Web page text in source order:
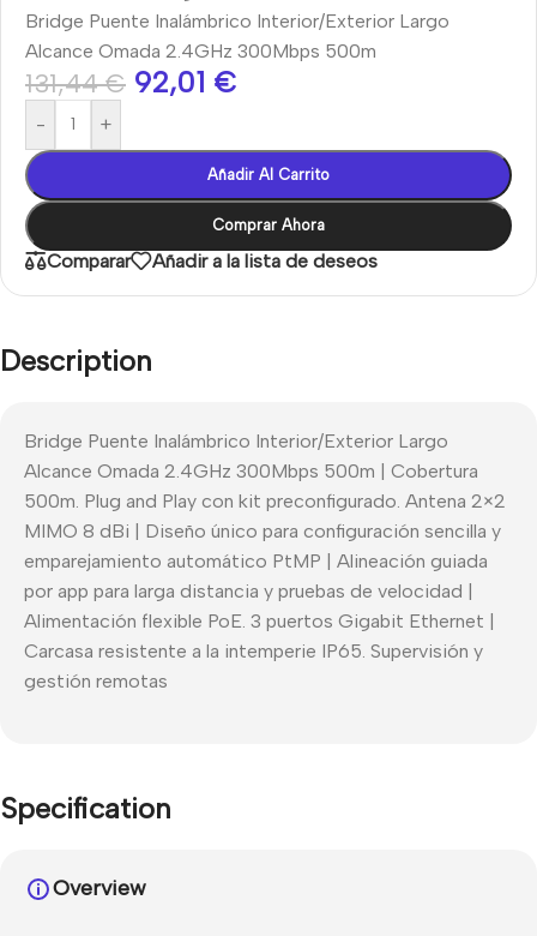
Bridge Puente Inalámbrico Interior/Exterior Largo
Alcance Omada 2.4GHz 300Mbps 500m
131,44€ 92,01 €
- +
Añadir Al Carrito
Comprar Ahora
Comparar Añadir a la lista de deseos
Description
Bridge Puente Inalámbrico Interior/Exterior Largo
Alcance Omada 2.4GHz 300Mbps 500m | Cobertura
500m. Plug and Play con kit preconfigurado. Antena 2×2
MIMO 8 dBi | Diseño único para configuración sencilla y
emparejamiento automático PtMP | Alineación guiada
por app para larga distancia y pruebas de velocidad |
Alimentación flexible PoE. 3 puertos Gigabit Ethernet |
Carcasa resistente a la intemperie IP65. Supervisión y
gestión remotas
Specification
Overview